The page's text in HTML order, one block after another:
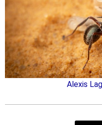
Alexis